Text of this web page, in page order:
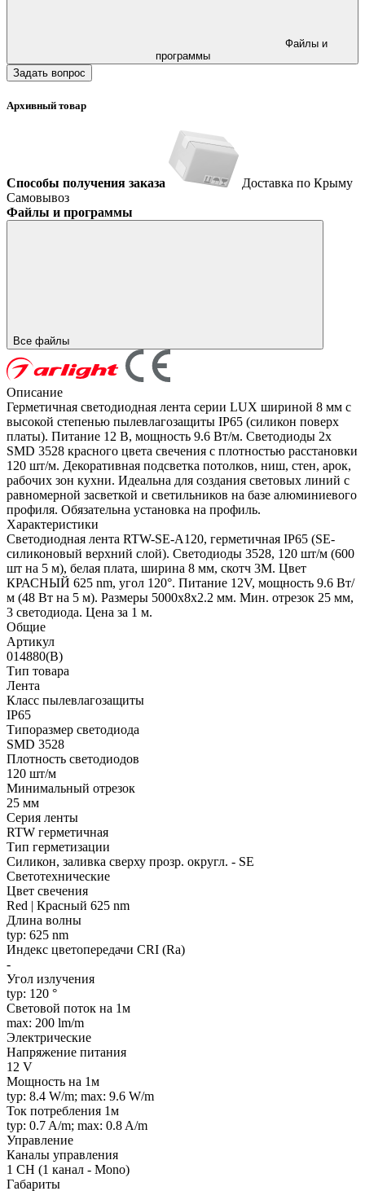
программы
Задать вопрос
Архивный товар
Способы получения заказа
Доставка по Крыму
Самовывоз
Файлы и программы
Все файлы
Описание
Герметичная светодиодная лента серии LUX шириной 8 мм с
высокой степенью пылевлагозащиты IP65 (силикон поверх
платы). Питание 12 В, мощность 9.6 Вт/м. Светодиоды 2х
SMD 3528 красного цвета свечения с плотностью расстановки
120 шт/м. Декоративная подсветка потолков, ниш, стен, арок,
рабочих зон кухни. Идеальна для создания световых линий с
равномерной засветкой и светильников на базе алюминиевого
профиля. Обязательна установка на профиль.
Характеристики
Светодиодная лента RTW-SE-A120, герметичная IP65 (SE-
силиконовый верхний слой). Светодиоды 3528, 120 шт/м (600
шт на 5 м), белая плата, ширина 8 мм, скотч 3M. Цвет
КРАСНЫЙ 625 nm, угол 120°. Питание 12V, мощность 9.6 Вт/
м (48 Вт на 5 м). Размеры 5000x8x2.2 мм. Мин. отрезок 25 мм,
3 светодиода. Цена за 1 м.
Общие
Артикул
014880(B)
Тип товара
Лента
Класс пылевлагозащиты
IP65
Типоразмер светодиода
SMD 3528
Плотность светодиодов
120 шт/м
Минимальный отрезок
25 мм
Серия ленты
RTW герметичная
Тип герметизации
Силикон, заливка сверху прозр. округл. - SE
Светотехнические
Цвет свечения
Red | Красный 625 nm
Длина волны
typ: 625 nm
Индекс цветопередачи CRI (Ra)
-
Угол излучения
typ: 120 °
Световой поток на 1м
max: 200 lm/m
Электрические
Напряжение питания
12 V
Мощность на 1м
typ: 8.4 W/m; max: 9.6 W/m
Ток потребления 1м
typ: 0.7 A/m; max: 0.8 A/m
Управление
Каналы управления
1 CH (1 канал - Mono)
Габариты